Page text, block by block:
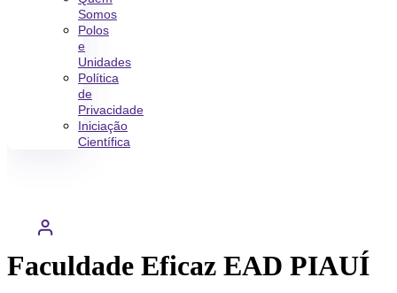
Somos
Polos
e
Unidades
Política
de
Privacidade
Iniciação
Científica
Faculdade Eficaz EAD PIAUÍ